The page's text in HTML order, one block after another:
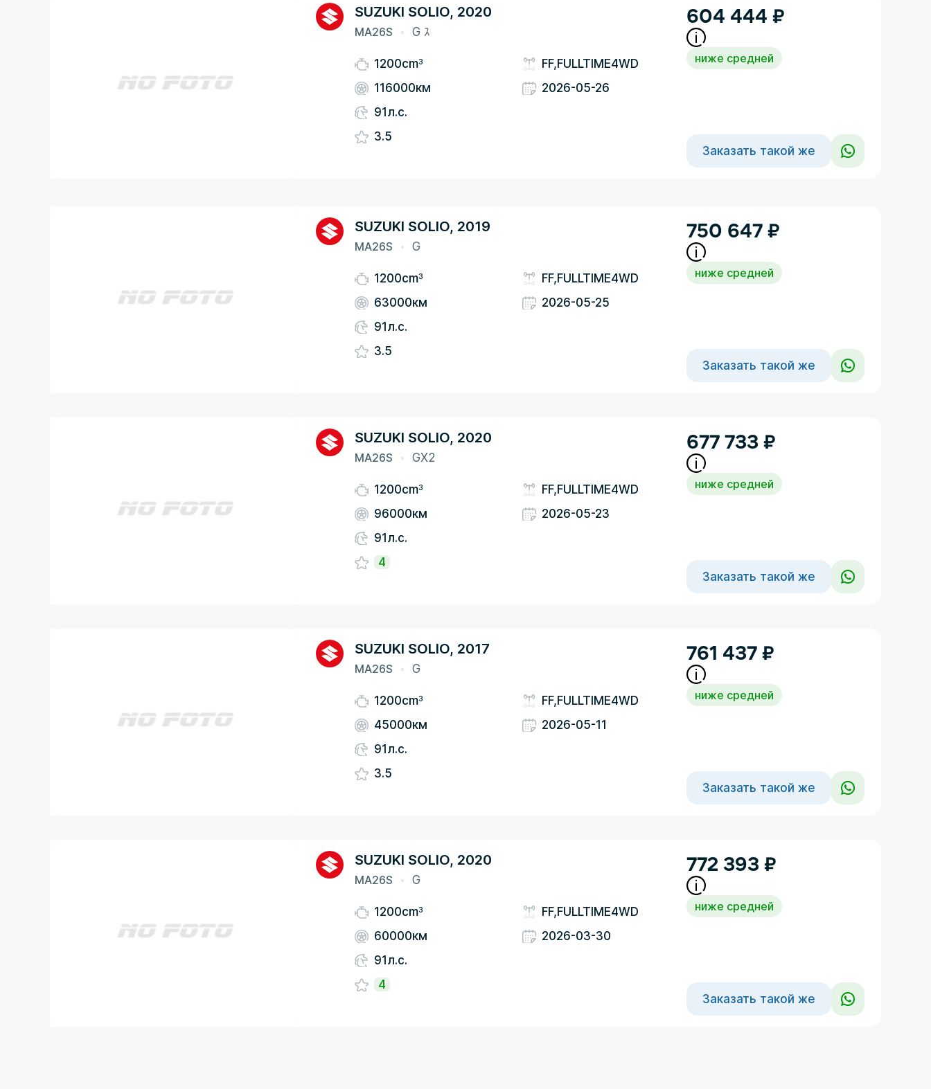
SUZUKI SOLIO, 2020
MA26S G ｽ
1200cm3
116000км
91л.с.
3.5
FF,FULLTIME4WD
2026-05-26
604 444 ₽
ниже средней
Заказать такой же
SUZUKI SOLIO, 2019
MA26S G
1200cm3
63000км
91л.с.
3.5
FF,FULLTIME4WD
2026-05-25
750 647 ₽
ниже средней
Заказать такой же
SUZUKI SOLIO, 2020
MA26S GX2
1200cm3
96000км
91л.с.
4
FF,FULLTIME4WD
2026-05-23
677 733 ₽
ниже средней
Заказать такой же
SUZUKI SOLIO, 2017
MA26S G
1200cm3
45000км
91л.с.
3.5
FF,FULLTIME4WD
2026-05-11
761 437 ₽
ниже средней
Заказать такой же
SUZUKI SOLIO, 2020
MA26S G
1200cm3
60000км
91л.с.
4
FF,FULLTIME4WD
2026-03-30
772 393 ₽
ниже средней
Заказать такой же